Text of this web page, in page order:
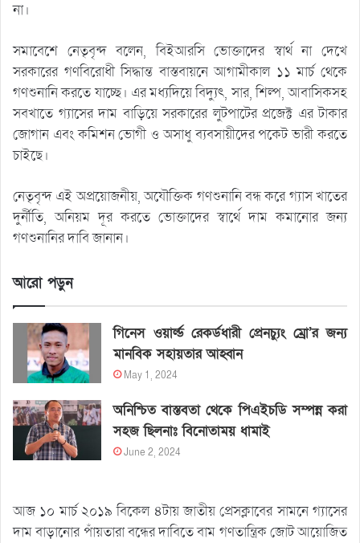
না।
সমাবেশে নেতৃবৃন্দ বলেন, বিইআরসি ভোক্তাদের স্বার্থ না দেখে
সরকারের গণবিরোধী সিদ্ধান্ত বাস্তবায়নে আগামীকাল ১১ মার্চ থেকে
গণশুনানি করতে যাচ্ছে। এর মধ্যদিয়ে বিদ্যুৎ, সার, শিল্প, আবাসিকসহ
সবখাতে গ্যাসের দাম বাড়িয়ে সরকারের লুটপাটের প্রজেক্ট এর টাকার
জোগান এবং কমিশন ভোগী ও অসাধু ব্যবসায়ীদের পকেট ভারী করতে
চাইছে।
নেতৃবৃন্দ এই অপ্রয়োজনীয়, অযৌক্তিক গণশুনানি বন্ধ করে গ্যাস খাতের
দুর্নীতি, অনিয়ম দূর করতে ভোক্তাদের স্বার্থে দাম কমানোর জন্য
গণশুনানির দাবি জানান।
আরো পড়ুন
গিনেস ওয়ার্ল্ড রেকর্ডধারী প্রেনচ্যুং ম্রো’র জন্য
মানবিক সহায়তার আহ্বান
May 1, 2024
অনিশ্চিত বাস্তবতা থেকে পিএইচডি সম্পন্ন করা
সহজ ছিলনাঃ বিনোতাময় ধামাই
June 2, 2024
আজ ১০ মার্চ ২০১৯ বিকেল ৪টায় জাতীয় প্রেসক্লাবের সামনে গ্যাসের
দাম বাড়ানোর পাঁয়তারা বন্ধের দাবিতে বাম গণতান্ত্রিক জোট আয়োজিত